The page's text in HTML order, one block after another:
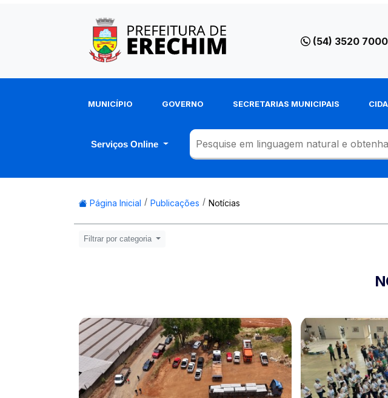
(54) 3520 7000
MUNICÍPIO GOVERNO SECRETARIAS MUNICIPAIS
Serviços Online
Página Inicial Publicações Notícias
Filtrar por categoria